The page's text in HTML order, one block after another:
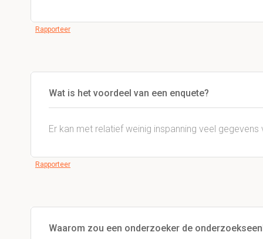
Rapporteer
Wat is het voordeel van een enquete?
Er kan met relatief weinig inspanning veel
Rapporteer
Waarom zou een onderzoeker de